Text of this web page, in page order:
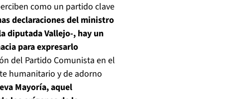
como un partido clave
declaraciones del ministro
diputada Vallejo-, hay un
para expresarlo
del Partido Comunista en el
humanitario y de adorno
Mayoría, aquel